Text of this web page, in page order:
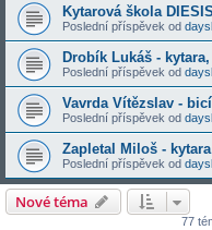
Kytarová škola
Poslední příspěvek od
Drobík Lukáš -
Poslední příspěvek od
Vavrda Vítězslav -
Poslední příspěvek od
Zapletal Miloš -
Poslední příspěvek od
Nové téma
77